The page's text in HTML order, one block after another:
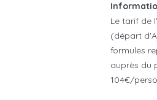
Le tarif de
(départ
formules
auprès du
104€/